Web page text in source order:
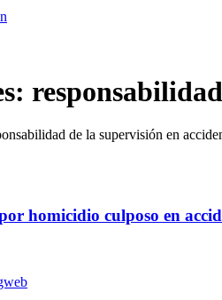
de la supervisión en
homicidio culposo en